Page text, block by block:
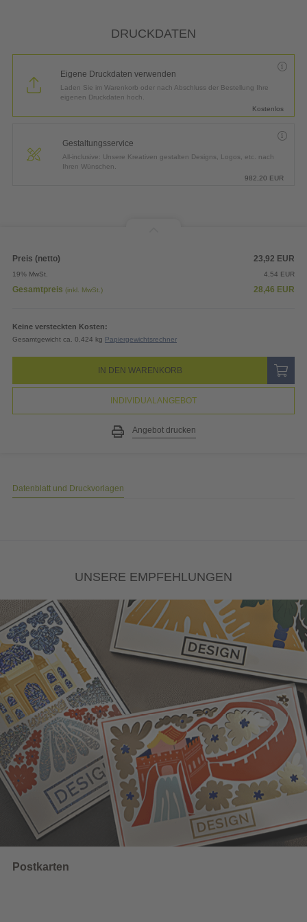
DRUCKDATEN
Eigene Druckdaten verwenden
Laden Sie im Warenkorb oder nach Abschluss der Bestellung Ihre
eigenen Druckdaten hoch.
Kostenlos
Gestaltungsservice
All-inclusive: Unsere Kreativen gestalten Designs, Logos, etc. nach
Ihren Wünschen.
982,20 EUR
Preis (netto) 23,92 EUR
19% MwSt. 4,54 EUR
Gesamtpreis (inkl. MwSt.) 28,46 EUR
Keine versteckten Kosten:
Gesamtgewicht ca. 0,424 kg Papiergewichtsrechner
IN DEN WARENKORB
INDIVIDUALANGEBOT
Angebot drucken
Datenblatt und Druckvorlagen
UNSERE EMPFEHLUNGEN